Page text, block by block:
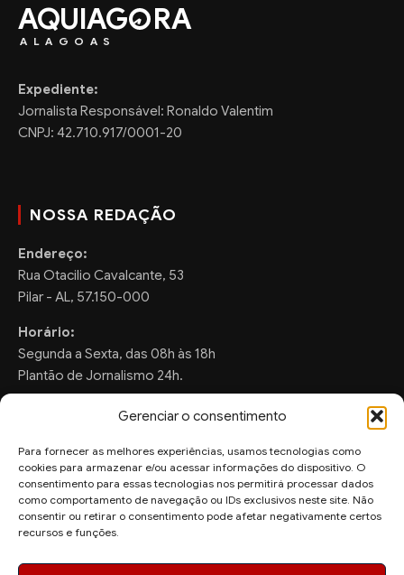
Gerenciar o consentimento
Para fornecer as melhores experiências, usamos tecnologias como
cookies para armazenar e/ou acessar informações do dispositivo. O
consentimento para essas tecnologias nos permitirá processar dados
como comportamento de navegação ou IDs exclusivos neste site. Não
consentir ou retirar o consentimento pode afetar negativamente certos
recursos e funções.
AQUIAG RA
ALAGOAS
Expediente:
Jornalista Responsável: Ronaldo Valentim
CNPJ: 42.710.917/0001-20
NOSSA REDAÇÃO
Endereço:
Rua Otacilio Cavalcante, 53
Pilar - AL, 57.150-000
Horário:
Segunda a Sexta, das 08h às 18h
Plantão de Jornalismo 24h.
FALE CONOSCO
Sugestões de Pauta:
ronaldo.valentim150@gmail.com